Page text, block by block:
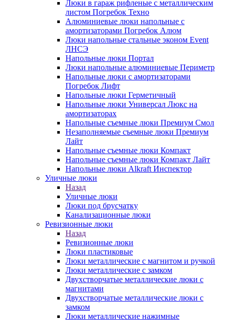
Люки в гараж рифленые с металлическим
листом Погребок Техно
Алюминиевые люки напольные с
амортизаторами Погребок Алюм
Люки напольные стальные эконом Event
ЛНСЭ
Напольные люки Портал
Люки напольные алюминиевые Периметр
Напольные люки с амортизаторами
Погребок Лифт
Напольные люки Герметичный
Напольные люки Универсал Люкс на
амортизаторах
Напольные съемные люки Премиум Смол
Незаполняемые съемные люки Премиум
Лайт
Напольные съемные люки Компакт
Напольные съемные люки Компакт Лайт
Напольные люки Alkraft Инспектор
Уличные люки
Назад
Уличные люки
Люки под брусчатку
Канализационные люки
Ревизионные люки
Назад
Ревизионные люки
Люки пластиковые
Люки металлические с магнитом и ручкой
Люки металлические с замком
Двухстворчатые металлические люки с
магнитами
Двухстворчатые металлические люки с
замком
Люки металлические нажимные